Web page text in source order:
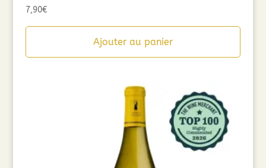
7,90€
Ajouter au panier